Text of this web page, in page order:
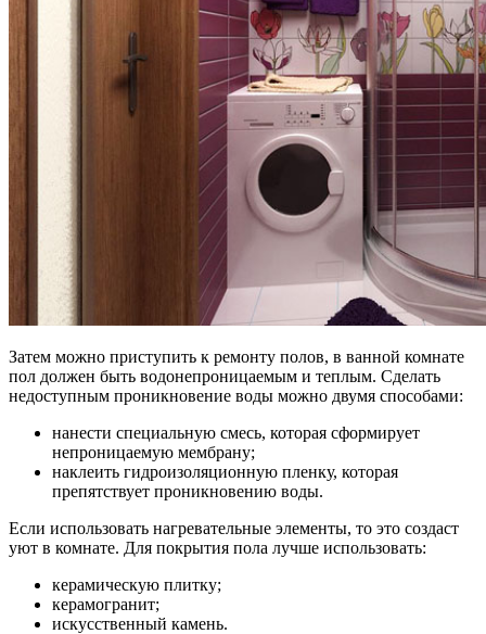
Затем можно приступить к ремонту полов, в ванной комнате
пол должен быть водонепроницаемым и теплым. Сделать
недоступным проникновение воды можно двумя способами:
нанести специальную смесь, которая сформирует
непроницаемую мембрану;
наклеить гидроизоляционную пленку, которая
препятствует проникновению воды.
Если использовать нагревательные элементы, то это создаст
уют в комнате. Для покрытия пола лучше использовать:
керамическую плитку;
керамогранит;
искусственный камень.